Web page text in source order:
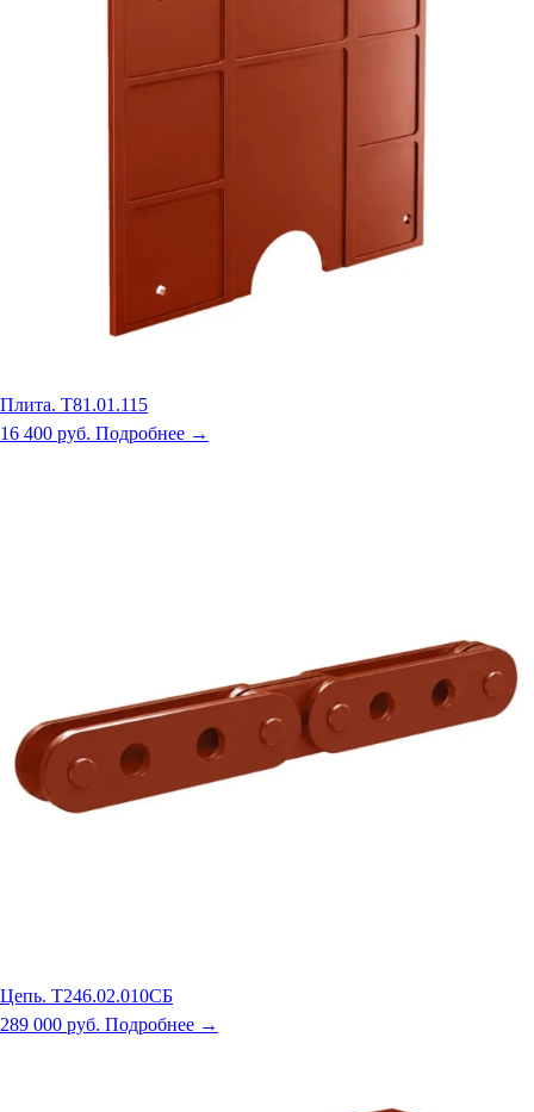
Плита. Т81.01.115
16 400 руб. Подробнее →
Цепь. Т246.02.010СБ
289 000 руб. Подробнее →